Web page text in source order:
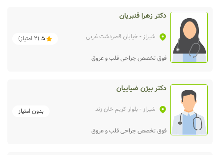
دکتر زهرا قنبریان
شیراز - خیابان قصردشت غربی 5
(
2 امتیاز)
فوق تخصص جراحی قلب و عروق
دکتر بیژن ضیاییان
شیراز - بلوار کریم خان زند بدون امتیاز
فوق تخصص جراحی قلب و عروق